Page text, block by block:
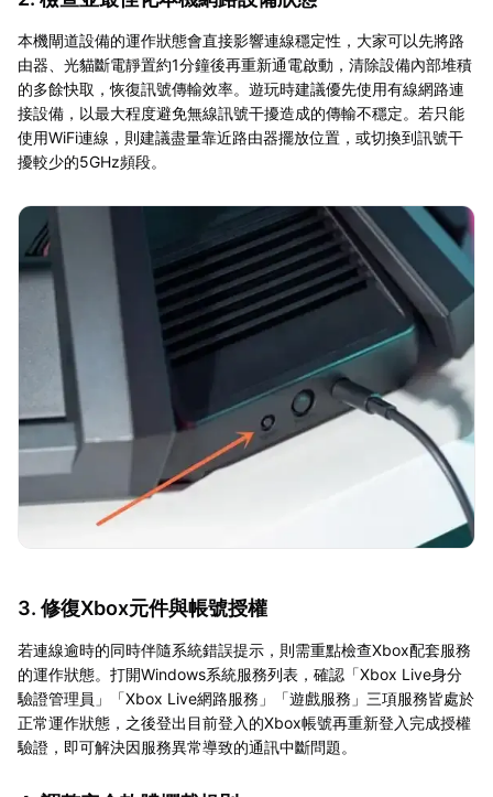
本機閘道設備的運作狀態會直接影響連線穩定性，大家可以先將路
由器、光貓斷電靜置約1分鐘後再重新通電啟動，清除設備內部堆積
的多餘快取，恢復訊號傳輸效率。遊玩時建議優先使用有線網路連
接設備，以最大程度避免無線訊號干擾造成的傳輸不穩定。若只能
使用WiFi連線，則建議盡量靠近路由器擺放位置，或切換到訊號干
擾較少的5GHz頻段。
3. 修復Xbox元件與帳號授權
若連線逾時的同時伴隨系統錯誤提示，則需重點檢查Xbox配套服務
的運作狀態。打開Windows系統服務列表，確認「Xbox Live身分
驗證管理員」「Xbox Live網路服務」「遊戲服務」三項服務皆處於
正常運作狀態，之後登出目前登入的Xbox帳號再重新登入完成授權
驗證，即可解決因服務異常導致的通訊中斷問題。